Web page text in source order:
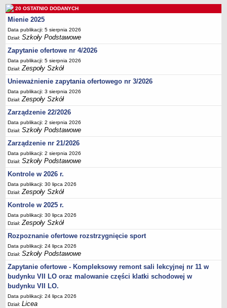
PORADNIE PSYCHOLOGICZNO-PEDAGOGICZNE
Zespół Poradni
Dane podstawowe
Statut
Majątek
Godziny dyżurów
Ogłoszenia
Zarządzenia
Rejestry, ewidencje, archiwa
Kontrole
PONOWNE WYKORZYSTYWANIE
Sprawozdania
Deklaracja dostępności
OŚWIADCZENIA MAJĄTKOWE
OCHRONA DANYCH OSOBOWYCH
20 OSTATNIO DODANYCH
Mienie 2025
Data publikacji: 5 sierpnia 2026
Dział:Szkoły Podstawowe
Zapytanie ofertowe nr 4/2026
Data publikacji: 5 sierpnia 2026
Dział:Zespoły Szkół
Unieważnienie zapytania ofertowego nr 3/2026
Data publikacji: 3 sierpnia 2026
Dział:Zespoły Szkół
Zarządzenie 22/2026
Data publikacji: 2 sierpnia 2026
Dział:Szkoły Podstawowe
Zarządzenie nr 21/2026
Data publikacji: 2 sierpnia 2026
Dział:Szkoły Podstawowe
Kontrole w 2026 r.
Data publikacji: 30 lipca 2026
Dział:Zespoły Szkół
Kontrole w 2025 r.
Data publikacji: 30 lipca 2026
Dział:Zespoły Szkół
Rozpoznanie ofertowe rozstrzygnięcie sport
Data publikacji: 24 lipca 2026
Dział:Szkoły Podstawowe
Zapytanie ofertowe - Kompleksowy remont sali lekcyjnej nr 11 w
budynku VII LO oraz malowanie części klatki schodowej w
budynku VII LO.
Data publikacji: 24 lipca 2026
Dział:Licea